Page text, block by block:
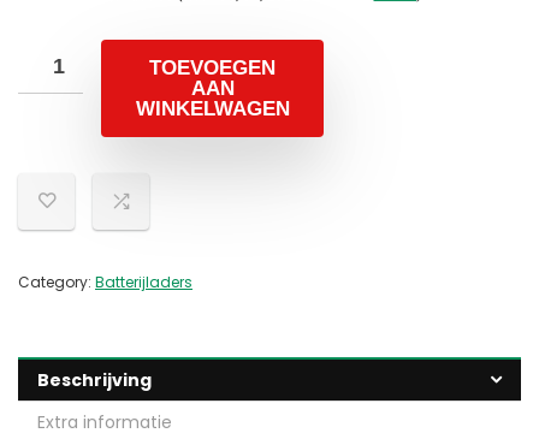
TOEVOEGEN
AAN
WINKELWAGEN
Category: Batterijladers
Beschrijving
Extra informatie